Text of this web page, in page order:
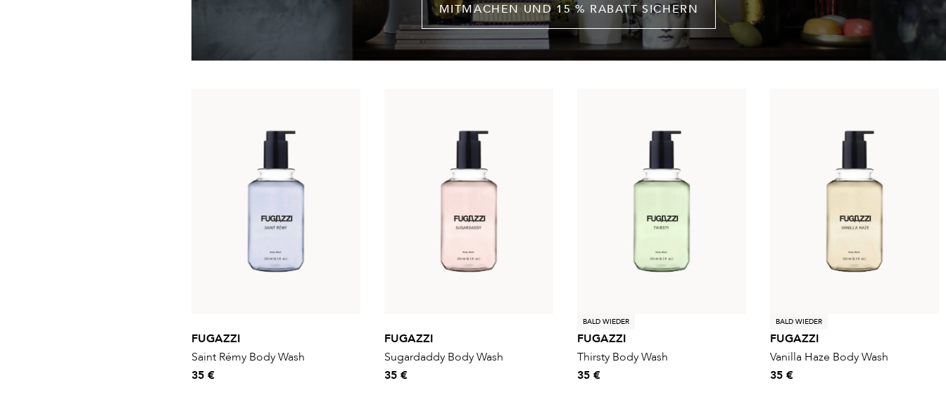
MITMACHEN UND 15 % RABATT SICHERN
FUGAZZI
Saint Rémy Body Wash
35 €
FUGAZZI
Sugardaddy Body Wash
35 €
BALD WIEDER
FUGAZZI
Thirsty Body Wash
35 €
BALD WIEDER
FUGAZZI
Vanilla Haze Body Wash
35 €